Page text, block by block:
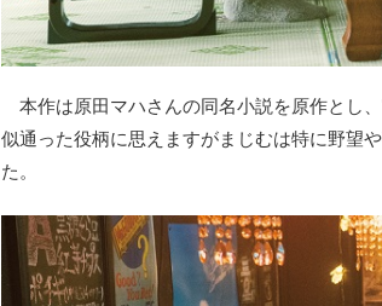
本作は原田マハさんの同名小説を原作とし
似通った役柄に思えますがまじむは特に野望
た。